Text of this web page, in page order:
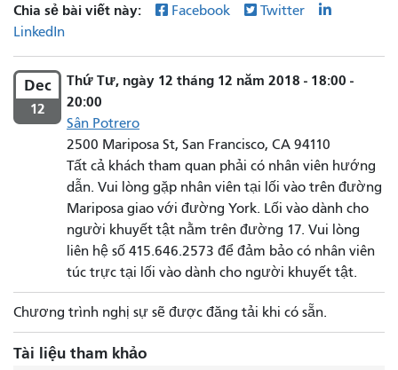
Chia sẻ bài viết này: Facebook
Twitter
LinkedIn
Dec
12
Thứ Tư, ngày 12 tháng 12 năm 2018 - 18:00 -
20:00
Sân Potrero
2500 Mariposa St, San Francisco, CA 94110
Tất cả khách tham quan phải có nhân viên hướng
dẫn. Vui lòng gặp nhân viên tại lối vào trên đường
Mariposa giao với đường York. Lối vào dành cho
người khuyết tật nằm trên đường 17. Vui lòng
liên hệ số 415.646.2573 để đảm bảo có nhân viên
túc trực tại lối vào dành cho người khuyết tật.
Chương trình nghị sự sẽ được đăng tải khi có sẵn.
Tài liệu tham khảo